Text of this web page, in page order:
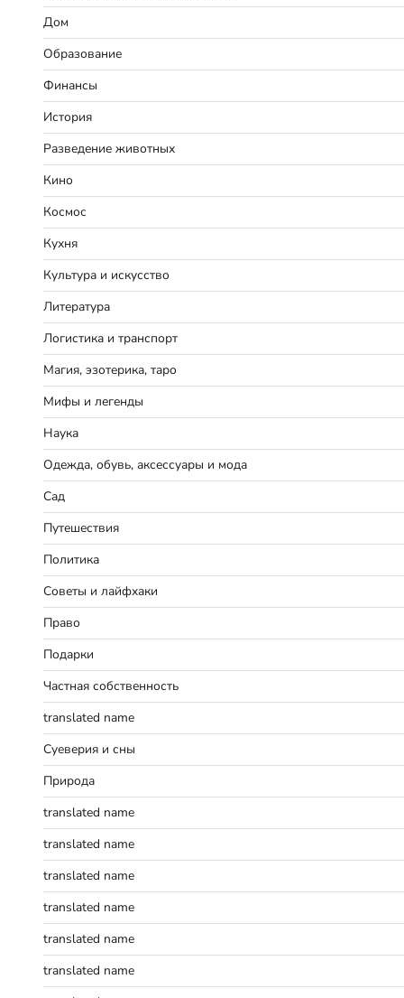
Дом
Образование
Финансы
История
Разведение животных
Кино
Космос
Кухня
Культура и искусство
Литература
Логистика и транспорт
Магия, эзотерика, таро
Мифы и легенды
Наука
Одежда, обувь, аксессуары и мода
Сад
Путешествия
Политика
Советы и лайфхаки
Право
Подарки
Частная собственность
translated name
Суеверия и сны
Природа
translated name
translated name
translated name
translated name
translated name
translated name